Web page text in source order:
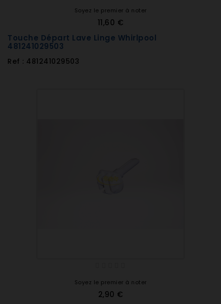
Soyez le premier à noter
11,60 €
Touche Départ Lave Linge Whirlpool
481241029503
Ref : 481241029503
Soyez le premier à noter
2,90 €